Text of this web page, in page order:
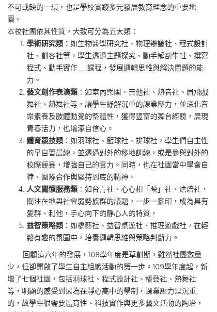
不可或缺的一環，也是學校實踐多元發展教育理念的重要地
圖。
本校社團依其性質，大致可分為五大類：
學術研究類 ：如生物醫學研究社、物理辯論社、程式設計
社、創客社等，學生透過主題探究、動手解剖牛蛙、撰寫
程式、動手實作……課程，發展邏輯思維與解決問題的能
力。
藝文創作表演類 ：如室內樂團、吉他社、熱音社、眉飛戲
舞社、熱舞社等，讓學生紓解沉重的課業壓力，並深化音
樂素養及肢體動覺的整體性，獲得豐富的舞台經驗，展現
青春活力，也增添自信心。
體育競技類 ：如羽球社、籃球社、排球社，學生們自主性
的早自習晨練，並透過對外的移地訓練，或是參與對外的
校際競賽，增強自己的實力。同時，也在社團當中學會自
律、團隊合作與堅持到底的精神。
人文關懷服務類 ：如台青社、心心相「映」社、烘焙社，
關注在地與社會弱勢族群的議題，一步一腳印，成為具有
愛群、利他，手心向下的靜心人的特質，
益智策略類 ：如橋藝社、益智桌遊社、推理遊戲社，在輕
鬆有趣的氛圍中，培養邏輯思維與策略判斷力。
回顧這六年的發展，108學年度是草創期，雖然社團數量
少，但卻開啟了學生自主組織活動的第一步。109學年度起，新
增了七個社團，包括羽球社、程式設計社、橋藝社、熱舞社
等，明顯的感受到因為在靜心高中的學制，課業壓力是沉重
的，故學生很需要體育性、科技實作與更多藝文活動的陶冶，